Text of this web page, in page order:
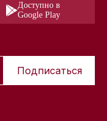
Доступно в
Google Play
Подписаться